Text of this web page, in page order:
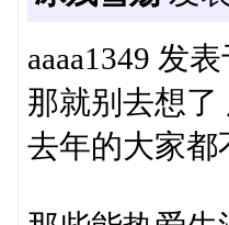
aaaa1349 发
那就别去想了
去年的大家都